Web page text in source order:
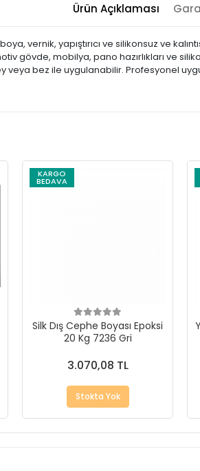
Ürün Açıklaması
vernik, yapıştırıcı ve silikonsuz ve
gövde, mobilya, pano hazırlıkları ve
veya bez ile uygulanabilir. Profesyonel
KARGO
BEDAVA
Silk Dış Cephe Boyası Epoksi
20 Kg 7236 Gri
3.070,08 TL
Stokta Yok